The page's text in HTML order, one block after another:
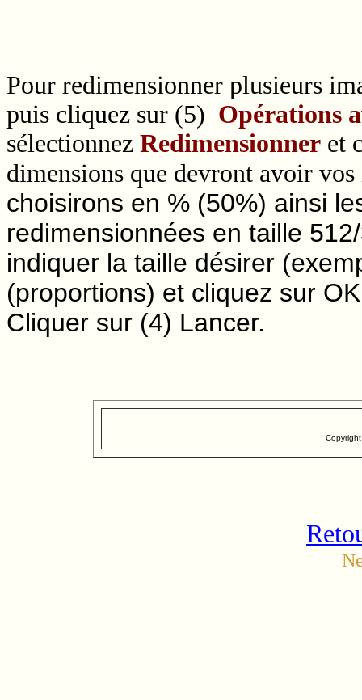
Pour redimensionner plusieurs
puis cliquez sur (5) Opérations
sélectionnez Redimensionner et
dimensions que devront avoir
choisirons en % (50%) ainsi
redimensionnées en taille
indiquer la taille désirer
(proportions) et cliquez sur
Cliquer sur (4) Lancer.